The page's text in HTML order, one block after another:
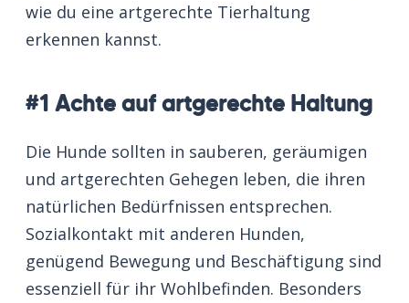
wie du eine artgerechte Tierhaltung
erkennen kannst.
#1 Achte auf artgerechte Haltung
Die Hunde sollten in sauberen, geräumigen
und artgerechten Gehegen leben, die ihren
natürlichen Bedürfnissen entsprechen.
Sozialkontakt mit anderen Hunden,
genügend Bewegung und Beschäftigung sind
essenziell für ihr Wohlbefinden. Besonders